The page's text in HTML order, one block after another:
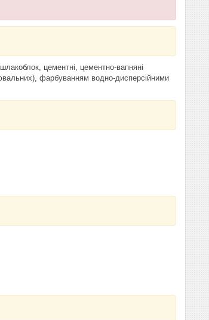
цементні, цементно-вапняні
фарбуванням водно-дисперсійними